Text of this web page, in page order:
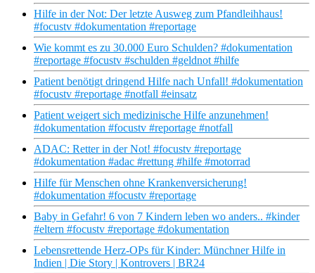
Hilfe in der Not: Der letzte Ausweg zum Pfandleihhaus!
#focustv #dokumentation #reportage
Wie kommt es zu 30.000 Euro Schulden? #dokumentation
#reportage #focustv #schulden #geldnot #hilfe
Patient benötigt dringend Hilfe nach Unfall! #dokumentation
#focustv #reportage #notfall #einsatz
Patient weigert sich medizinische Hilfe anzunehmen!
#dokumentation #focustv #reportage #notfall
ADAC: Retter in der Not! #focustv #reportage
#dokumentation #adac #rettung #hilfe #motorrad
Hilfe für Menschen ohne Krankenversicherung!
#dokumentation #focustv #reportage
Baby in Gefahr! 6 von 7 Kindern leben wo anders.. #kinder
#eltern #focustv #reportage #dokumentation
Lebensrettende Herz-OPs für Kinder: Münchner Hilfe in
Indien | Die Story | Kontrovers | BR24